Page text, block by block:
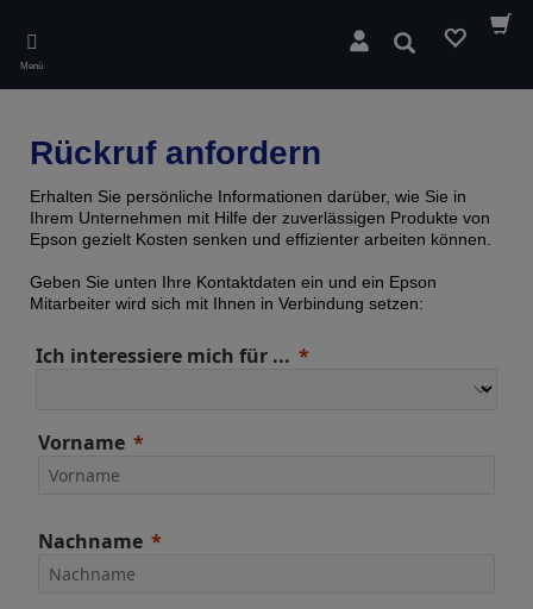
main
content
Menü
Suchen
Rückruf anfordern
Erhalten Sie persönliche Informationen darüber, wie Sie in
Ihrem Unternehmen mit Hilfe der zuverlässigen Produkte von
Epson gezielt Kosten senken und effizienter arbeiten können.
Geben Sie unten Ihre Kontaktdaten ein und ein Epson
Mitarbeiter wird sich mit Ihnen in Verbindung setzen:
Ich interessiere mich für ...
Vorname
Nachname